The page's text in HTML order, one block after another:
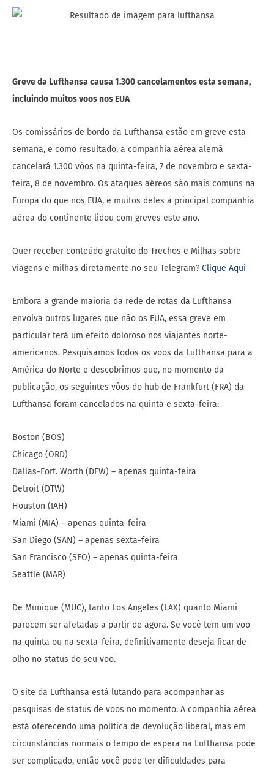
Greve da Lufthansa causa 1.300 cancelamentos esta semana,
incluindo muitos voos nos EUA
Os comissários de bordo da Lufthansa estão em greve esta
semana, e como resultado, a companhia aérea alemã
cancelará 1.300 vôos na quinta-feira, 7 de novembro e sexta-
feira, 8 de novembro. Os ataques aéreos são mais comuns na
Europa do que nos EUA, e muitos deles a principal companhia
aérea do continente lidou com greves este ano.
Quer receber conteúdo gratuito do Trechos e Milhas sobre
viagens e milhas diretamente no seu Telegram? Clique Aqui
Embora a grande maioria da rede de rotas da Lufthansa
envolva outros lugares que não os EUA, essa greve em
particular terá um efeito doloroso nos viajantes norte-
americanos. Pesquisamos todos os voos da Lufthansa para a
América do Norte e descobrimos que, no momento da
publicação, os seguintes vôos do hub de Frankfurt (FRA) da
Lufthansa foram cancelados na quinta e sexta-feira:
Boston (BOS)
Chicago (ORD)
Dallas-Fort. Worth (DFW) – apenas quinta-feira
Detroit (DTW)
Houston (IAH)
Miami (MIA) – apenas quinta-feira
San Diego (SAN) – apenas sexta-feira
San Francisco (SFO) – apenas quinta-feira
Seattle (MAR)
De Munique (MUC), tanto Los Angeles (LAX) quanto Miami
parecem ser afetadas a partir de agora. Se você tem um voo
na quinta ou na sexta-feira, definitivamente deseja ficar de
olho no status do seu voo.
O site da Lufthansa está lutando para acompanhar as
pesquisas de status de voos no momento. A companhia aérea
está oferecendo uma política de devolução liberal, mas em
circunstâncias normais o tempo de espera na Lufthansa pode
ser complicado, então você pode ter dificuldades para